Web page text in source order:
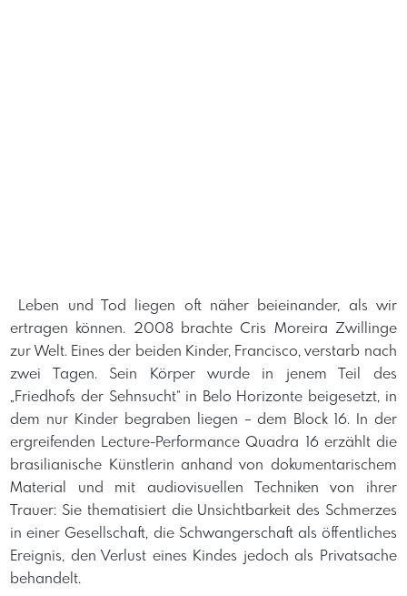
​ Leben und Tod liegen oft näher beieinander, als wir
ertragen können. 2008 brachte Cris Moreira Zwillinge
zur Welt. Eines der beiden Kinder, Francisco, verstarb nach
zwei Tagen. Sein Körper wurde in jenem Teil des
„Friedhofs der Sehn­sucht“ in Belo Horizonte beigesetzt, in
dem nur Kinder begraben liegen – dem Block 16. In der
ergreifenden Lecture­-Performance Quadra 16 erzählt die
brasilianische Künstlerin anhand von dokumentarischem
Material und mit audiovisuellen Techniken von ihrer
Trauer: Sie thematisiert die Unsichtbar­keit des Schmerzes
in einer Gesellschaft, die Schwangerschaft als öffentliches
Ereignis, den Verlust eines Kindes je­doch als Privatsache
behandelt.